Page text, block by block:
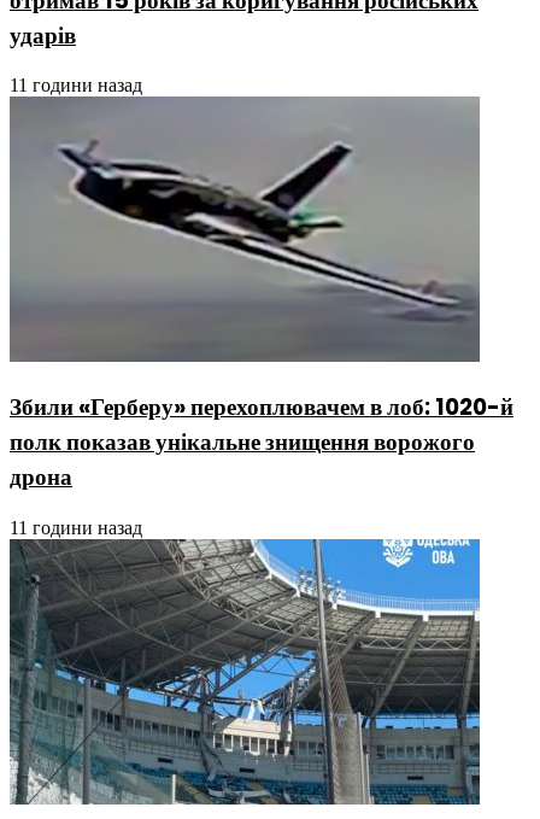
ударів
11 години назад
Збили «Герберу» перехоплювачем в лоб: 1020-й
полк показав унікальне знищення ворожого
дрона
11 години назад